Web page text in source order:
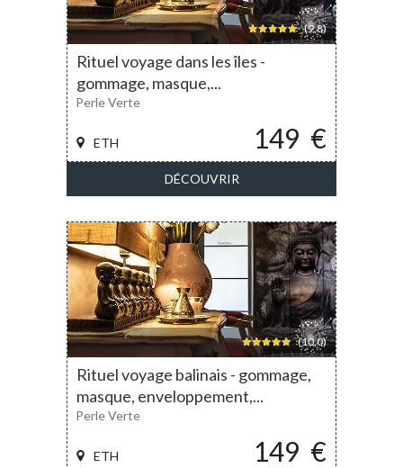
(9,8)
Rituel voyage dans les îles -
gommage, masque,...
149 €
ETH
Perle Verte
DÉCOUVRIR
(10,0)
Rituel voyage balinais - gommage,
masque, enveloppement,...
149 €
ETH
Perle Verte